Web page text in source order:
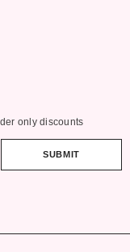
only discounts
SUBMIT